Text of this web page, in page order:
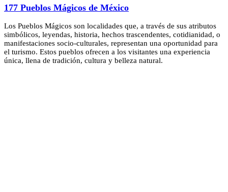
177 Pueblos Mágicos de México
Los Pueblos Mágicos son localidades que, a través de sus atributos
simbólicos, leyendas, historia, hechos trascendentes, cotidianidad, o
manifestaciones socio-culturales, representan una oportunidad para
el turismo. Estos pueblos ofrecen a los visitantes una experiencia
única, llena de tradición, cultura y belleza natural.